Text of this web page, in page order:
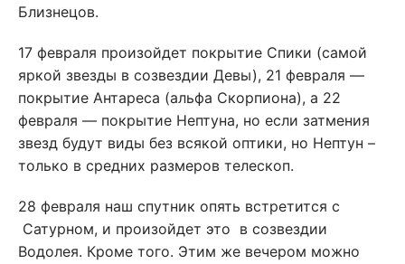
Близнецов.
17 февраля произойдет покрытие Спики (самой
яркой звезды в созвездии Девы), 21 февраля —
покрытие Антареса (альфа Скорпиона), а 22
февраля — покрытие Нептуна, но если затмения
звезд будут виды без всякой оптики, но Нептун –
только в средних размеров телескоп.
28 февраля наш спутник опять встретится с
Сатурном, и произойдет это в созвездии
Водолея. Кроме того. Этим же вечером можно